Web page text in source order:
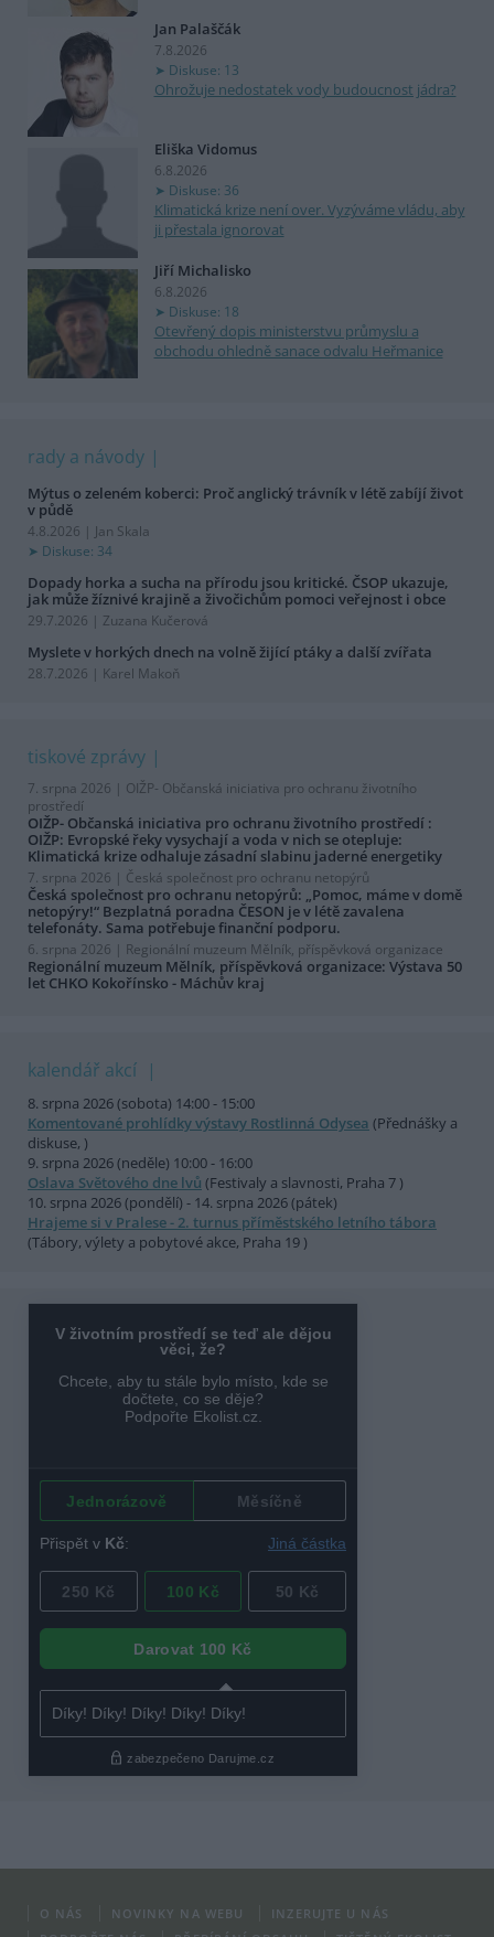
Jan Palaščák
7.8.2026
Diskuse: 13
Ohrožuje nedostatek vody budoucnost jádra?
Eliška Vidomus
6.8.2026
Diskuse: 36
Klimatická krize není over. Vyzýváme vládu, aby
ji přestala ignorovat
Jiří Michalisko
6.8.2026
Diskuse: 18
Otevřený dopis ministerstvu průmyslu a
obchodu ohledně sanace odvalu Heřmanice
rady a návody
Mýtus o zeleném koberci: Proč anglický trávník v létě zabíjí život
v půdě
4.8.2026 | Jan Skala
Diskuse: 34
Dopady horka a sucha na přírodu jsou kritické. ČSOP ukazuje,
jak může žíznivé krajině a živočichům pomoci veřejnost i obce
29.7.2026 | Zuzana Kučerová
Myslete v horkých dnech na volně žijící ptáky a další zvířata
28.7.2026 | Karel Makoň
tiskové zprávy
7. srpna 2026 | OIŽP- Občanská iniciativa pro ochranu životního
prostředí
OIŽP- Občanská iniciativa pro ochranu životního prostředí :
OIŽP: Evropské řeky vysychají a voda v nich se otepluje:
Klimatická krize odhaluje zásadní slabinu jaderné energetiky
7. srpna 2026 | Česká společnost pro ochranu netopýrů
Česká společnost pro ochranu netopýrů: „Pomoc, máme v domě
netopýry!“ Bezplatná poradna ČESON je v létě zavalena
telefonáty. Sama potřebuje finanční podporu.
6. srpna 2026 | Regionální muzeum Mělník, příspěvková organizace
Regionální muzeum Mělník, příspěvková organizace: Výstava 50
let CHKO Kokořínsko - Máchův kraj
kalendář akcí
8. srpna 2026 (sobota) 14:00 - 15:00
Komentované prohlídky výstavy Rostlinná Odysea (Přednášky a
diskuse, )
9. srpna 2026 (neděle) 10:00 - 16:00
Oslava Světového dne lvů (Festivaly a slavnosti, Praha 7 )
10. srpna 2026 (pondělí) - 14. srpna 2026 (pátek)
Hrajeme si v Pralese - 2. turnus příměstského letního tábora
(Tábory, výlety a pobytové akce, Praha 19 )
O NÁS NOVINKY NA WEBU
INZERUJTE U NÁS